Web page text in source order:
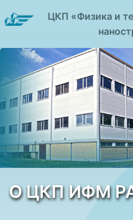
ЦКП «Физика и
О ЦКП ИФМ